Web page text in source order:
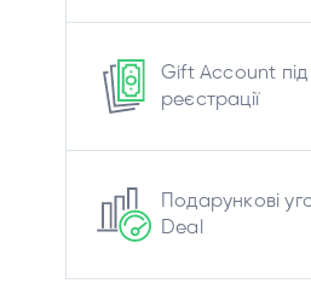
Gift Account під
реєстрації
Подарункові
Deal